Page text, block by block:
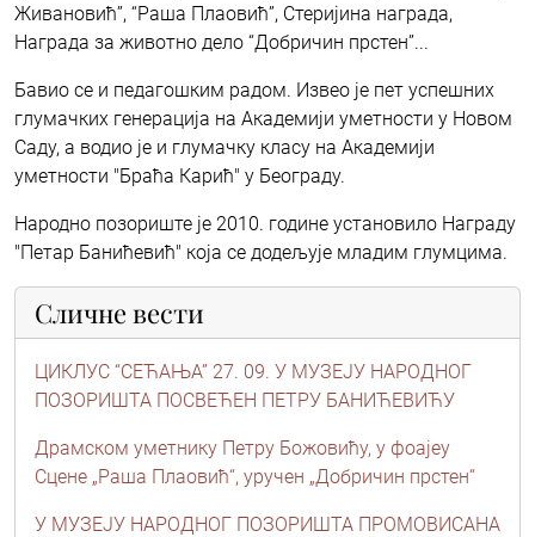
Живановић”, “Раша Плаовић”, Стеријина награда,
Награда за животно дело “Добричин прстен”...
Бавио се и педагошким радом. Извео је пет успешних
глумачких генерација на Академији уметности у Новом
Саду, а водио је и глумачку класу на Академији
уметности "Браћа Карић" у Београду.
Народно позориште је 2010. године установило Награду
"Петар Банићевић" која се додељује младим глумцима.
Сличне вести
ЦИКЛУС “СЕЋАЊА” 27. 09. У МУЗЕЈУ НАРОДНОГ
ПОЗОРИШТА ПОСВЕЋЕН ПЕТРУ БАНИЋЕВИЋУ
Драмском уметнику Петру Божовићу, у фоајеу
Сцене „Раша Плаовић“, уручен „Добричин прстен“
У МУЗЕЈУ НАРОДНОГ ПОЗОРИШТА ПРОМОВИСАНА